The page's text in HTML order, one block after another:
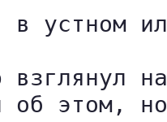
в устном
взглянул
об этом,